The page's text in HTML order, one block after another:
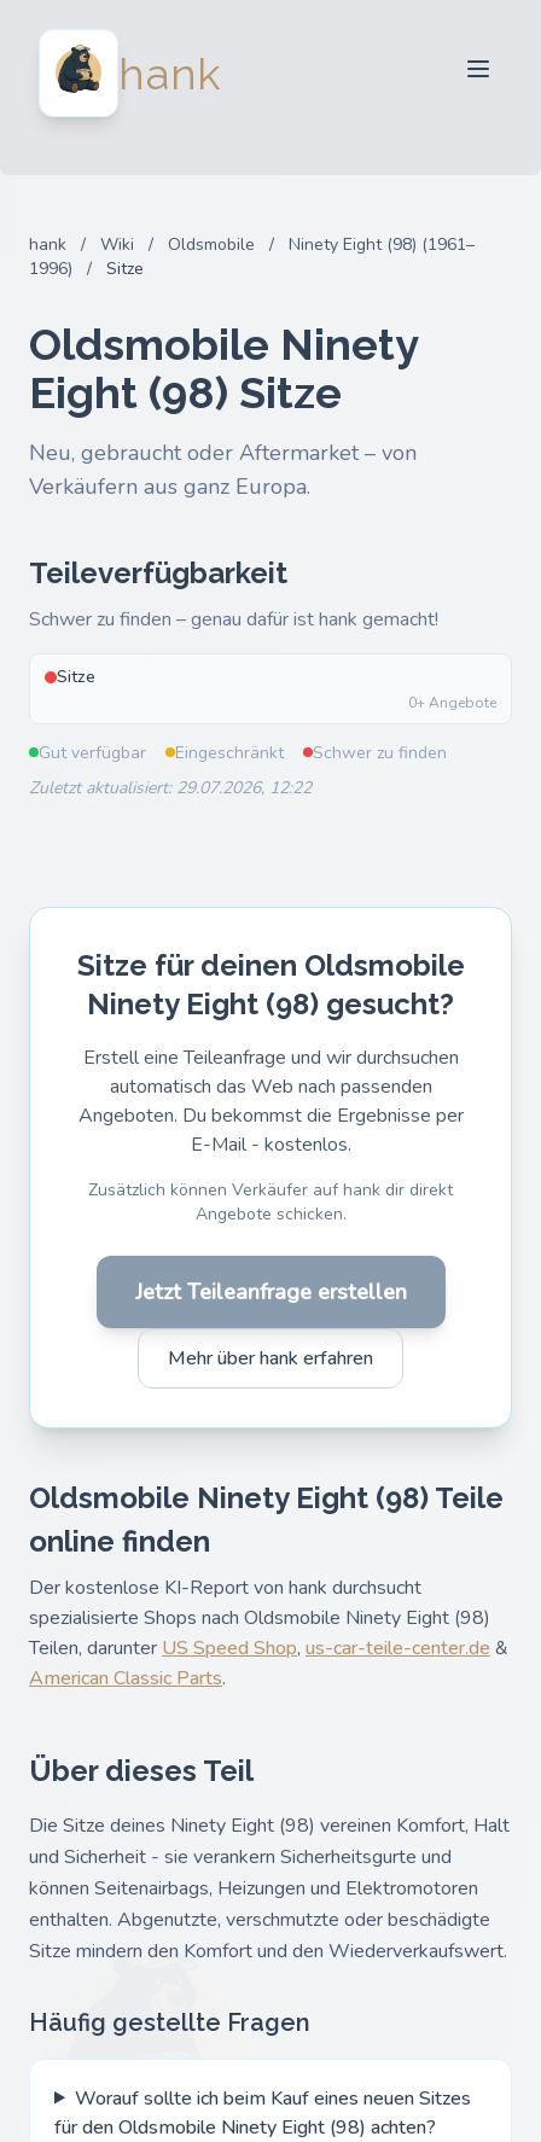
hank
hank / Wiki / Oldsmobile /
Ninety Eight (98) (1961–
1996)
/ Sitze
Oldsmobile Ninety
Eight (98) Sitze
Neu, gebraucht oder Aftermarket – von
Verkäufern aus ganz Europa.
Teileverfügbarkeit
Schwer zu finden – genau dafür ist hank gemacht!
Sitze
0+ Angebote
Gut verfügbar Eingeschränkt
Schwer zu finden
Zuletzt aktualisiert: 29.07.2026, 12:22
Sitze für deinen Oldsmobile
Ninety Eight (98) gesucht?
Erstell eine Teileanfrage und wir durchsuchen
automatisch das Web nach passenden
Angeboten. Du bekommst die Ergebnisse per
E-Mail - kostenlos.
Zusätzlich können Verkäufer auf hank dir direkt
Angebote schicken.
Jetzt Teileanfrage erstellen
Mehr über hank erfahren
Oldsmobile Ninety Eight (98) Teile
online finden
Der kostenlose KI-Report von hank durchsucht
spezialisierte Shops nach Oldsmobile Ninety Eight (98)
Teilen, darunter US Speed Shop, us-car-teile-center.de &
American Classic Parts.
Über dieses Teil
Die Sitze deines Ninety Eight (98) vereinen Komfort, Halt
und Sicherheit - sie verankern Sicherheitsgurte und
können Seitenairbags, Heizungen und Elektromotoren
enthalten. Abgenutzte, verschmutzte oder beschädigte
Sitze mindern den Komfort und den Wiederverkaufswert.
Häufig gestellte Fragen
Worauf sollte ich beim Kauf eines neuen Sitzes
für den Oldsmobile Ninety Eight (98) achten?